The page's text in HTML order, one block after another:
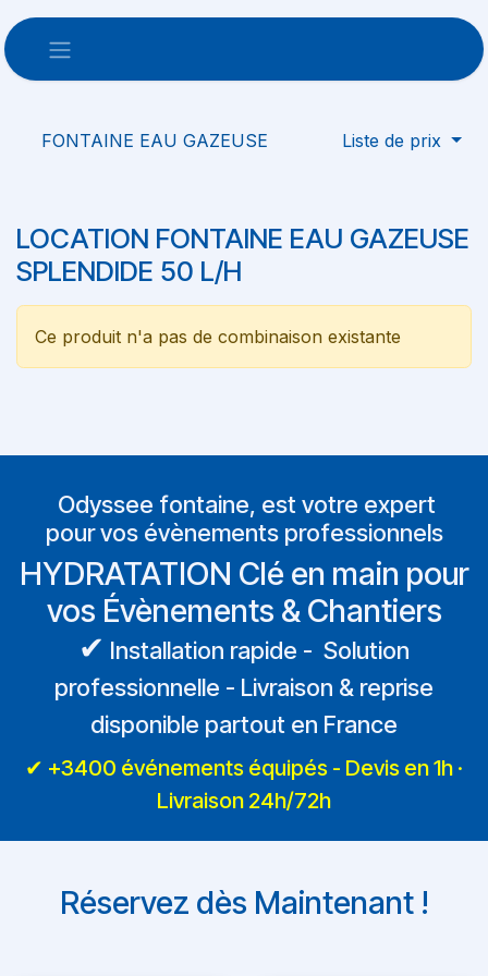
Se rendre au contenu
FONTAINE EAU GAZEUSE Liste de prix
LOCATION FONTAINE EAU GAZEUSE
SPLENDIDE 50 L/H
Ce produit n'a pas de combinaison existante
Odyssee fontaine, est votre expert
pour vos évènements professionnels
HYDRATATION Clé en main pour
vos Évènements & Chantiers
✔ Installation rapide - Solution
professionnelle - Livraison & reprise
disponible partout en France
✔ +3400 événements équipés - Devis en 1h ·
Livraison 24h/72h
Réservez dès Maintenant !